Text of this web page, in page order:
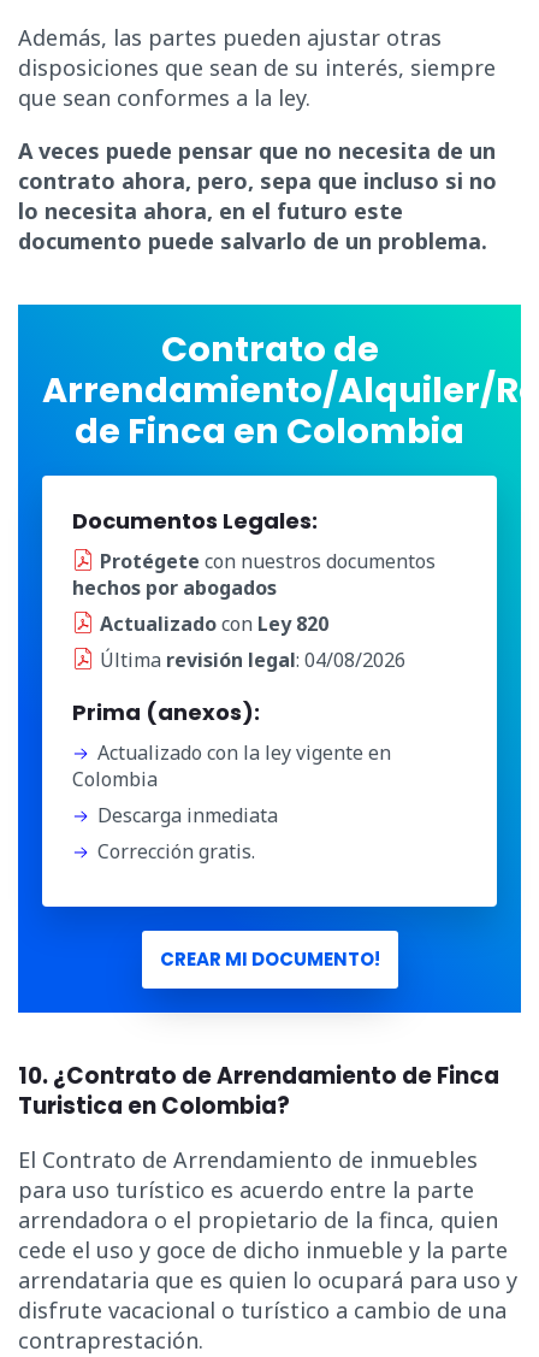
Además, las partes pueden ajustar otras
disposiciones que sean de su interés, siempre
que sean conformes a la ley.
A veces puede pensar que no necesita de un
contrato ahora, pero, sepa que incluso si no
lo necesita ahora, en el futuro este
documento puede salvarlo de un problema.
Contrato de
Arrendamiento/Alquiler/
de Finca en Colombia
Documentos Legales:
Protégete con nuestros documentos
hechos por abogados
Actualizadocon Ley 820
Última revisión legal: 04/08/2026
Prima (anexos):
Actualizado con la ley vigente en
Colombia
Descarga inmediata
Corrección gratis.
CREAR MI DOCUMENTO!
10. ¿Contrato de Arrendamiento de Finca
Turistica en Colombia?
El Contrato de Arrendamiento de inmuebles
para uso turístico es acuerdo entre la parte
arrendadora o el propietario de la finca, quien
cede el uso y goce de dicho inmueble y la parte
arrendataria que es quien lo ocupará para uso y
disfrute vacacional o turístico a cambio de una
contraprestación.